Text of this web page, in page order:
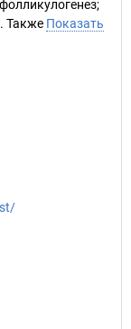
Также Показать